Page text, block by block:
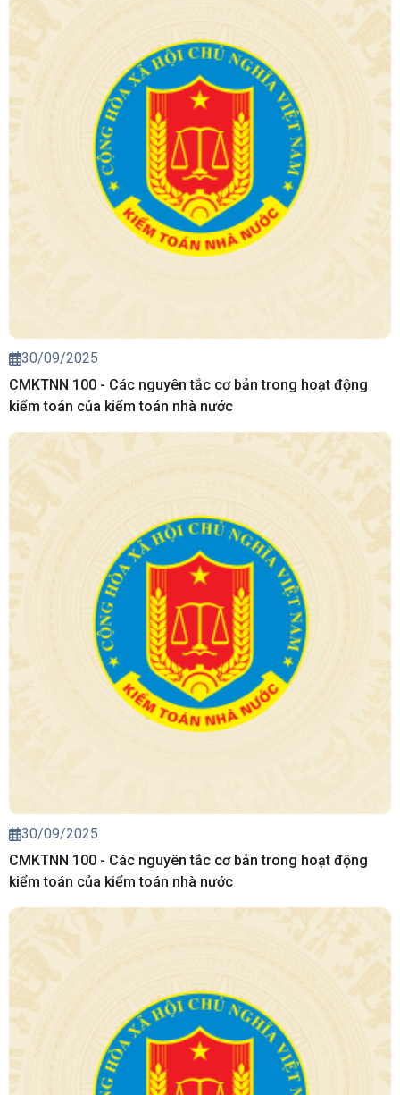
30/09/2025
CMKTNN 100 - Các nguyên tắc cơ bản trong hoạt động
kiểm toán của kiểm toán nhà nước
30/09/2025
CMKTNN 100 - Các nguyên tắc cơ bản trong hoạt động
kiểm toán của kiểm toán nhà nước